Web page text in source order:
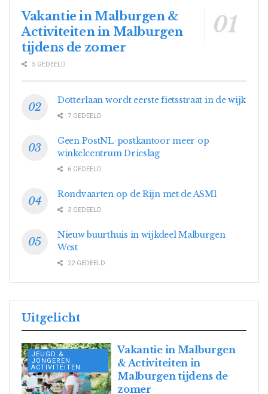
Vakantie in Malburgen &
Activiteiten in Malburgen
tijdens de zomer
5 GEDEELD
Dotterlaan wordt eerste fietsstraat in de wijk
7 GEDEELD
Geen PostNL-postkantoor meer op
winkelcentrum Drieslag
6 GEDEELD
Rondvaarten op de Rijn met de ASM1
3 GEDEELD
Nieuw buurthuis in wijkdeel Malburgen
West
22 GEDEELD
Uitgelicht
JEUGD &
JONGEREN
ACTIVITEITEN
Vakantie in Malburgen
& Activiteiten in
Malburgen tijdens de
zomer